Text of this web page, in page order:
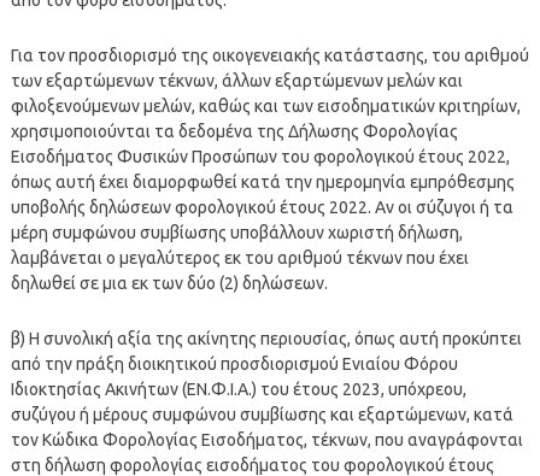
Για τον προσδιορισμό της οικογενειακής κατάστασης, του αριθμού
των εξαρτώμενων τέκνων, άλλων εξαρτώμενων μελών και
φιλοξενούμενων μελών, καθώς και των εισοδηματικών κριτηρίων,
χρησιμοποιούνται τα δεδομένα της Δήλωσης Φορολογίας
Εισοδήματος Φυσικών Προσώπων του φορολογικού έτους 2022,
όπως αυτή έχει διαμορφωθεί κατά την ημερομηνία εμπρόθεσμης
υποβολής δηλώσεων φορολογικού έτους 2022. Αν οι σύζυγοι ή τα
μέρη συμφώνου συμβίωσης υποβάλλουν χωριστή δήλωση,
λαμβάνεται ο μεγαλύτερος εκ του αριθμού τέκνων που έχει
δηλωθεί σε μια εκ των δύο (2) δηλώσεων.
β) Η συνολική αξία της ακίνητης περιουσίας, όπως αυτή προκύπτει
από την πράξη διοικητικού προσδιορισμού Ενιαίου Φόρου
Ιδιοκτησίας Ακινήτων (ΕΝ.Φ.Ι.Α.) του έτους 2023, υπόχρεου,
συζύγου ή μέρους συμφώνου συμβίωσης και εξαρτώμενων, κατά
τον Κώδικα Φορολογίας Εισοδήματος, τέκνων, που αναγράφονται
στη δήλωση φορολογίας εισοδήματος του φορολογικού έτους